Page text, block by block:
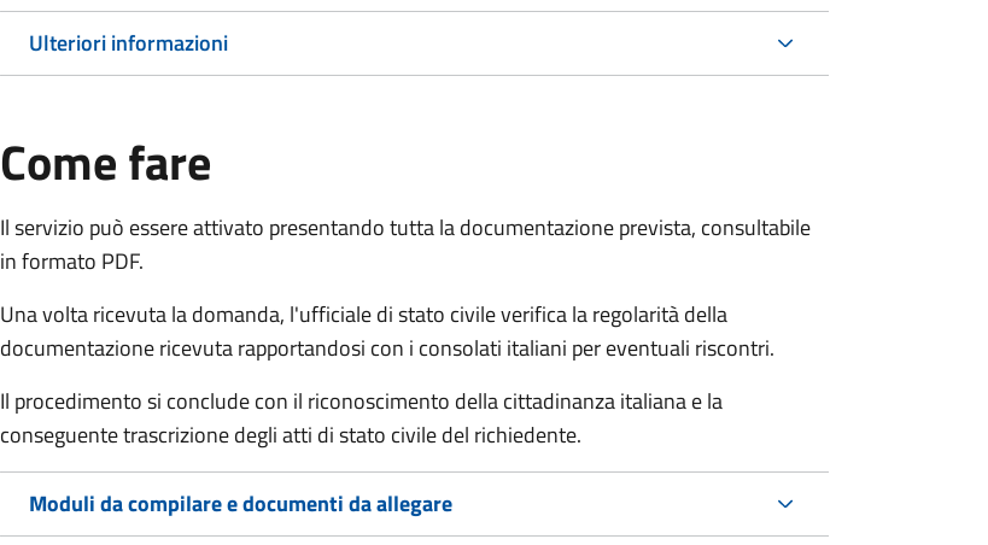
Ulteriori informazioni
Come fare
Il servizio può essere attivato presentando tutta la documentazione prevista, consultabile
in formato PDF.
Una volta ricevuta la domanda, l'ufficiale di stato civile verifica la regolarità della
documentazione ricevuta rapportandosi con i consolati italiani per eventuali riscontri.
Il procedimento si conclude con il riconoscimento della cittadinanza italiana e la
conseguente trascrizione degli atti di stato civile del richiedente.
Moduli da compilare e documenti da allegare